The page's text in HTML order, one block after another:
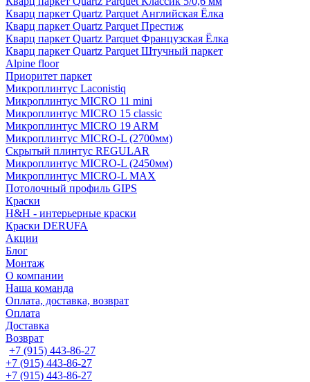
Кварц паркет Quartz Parquet Английская Ёлка
Кварц паркет Quartz Parquet Престиж
Кварц паркет Quartz Parquet Французская Ёлка
Кварц паркет Quartz Parquet Штучный паркет
Alpine floor
Приоритет паркет
Микроплинтус Laconistiq
Микроплинтус MICRO 11 mini
Микроплинтус MICRO 15 classic
Микроплинтус MICRO 19 ARM
Микроплинтус MICRO-L (2700мм)
Скрытый плинтус REGULAR
Микроплинтус MICRO-L (2450мм)
Микроплинтус MICRO-L MAX
Потолочный профиль GIPS
Краски
H&H - интерьерные краски
Краски DERUFA
Акции
Блог
Монтаж
О компании
Наша команда
Оплата, доставка, возврат
Оплата
Доставка
Возврат
+7 (915) 443-86-27
+7 (915) 443-86-27
+7 (915) 443-86-27